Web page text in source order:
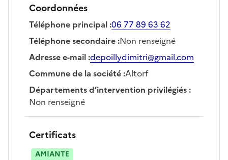
Coordonnées
Téléphone principal:06 77 89 63 62
Téléphone secondaire:Non renseigné
Adresse e-mail:depoillydimitri@gmail.com
Commune de la société:Altorf
Départements d’intervention privilégiés:
Non renseigné
Certificats
AMIANTE